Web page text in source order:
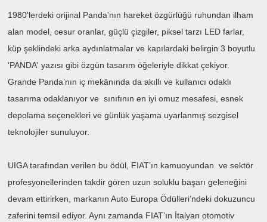
1980'lerdeki orijinal Panda'nın hareket özgürlüğü ruhundan ilham
alan model, cesur oranlar, güçlü çizgiler, piksel tarzı LED farlar,
küp şeklindeki arka aydınlatmalar ve kapılardaki belirgin 3 boyutlu
'PANDA' yazısı gibi özgün tasarım öğeleriyle dikkat çekiyor.
Grande Panda’nın iç mekânında da akıllı ve kullanıcı odaklı
tasarıma odaklanıyor ve sınıfının en iyi omuz mesafesi, esnek
depolama seçenekleri ve günlük yaşama uyarlanmış sezgisel
teknolojiler sunuluyor.
UIGA tarafından verilen bu ödül, FIAT’ın kamuoyundan ve sektör
profesyonellerinden takdir gören uzun soluklu başarı geleneğini
devam ettirirken, markanın Auto Europa Ödülleri’ndeki dokuzuncu
zaferini temsil ediyor. Aynı zamanda FIAT’ın İtalyan otomotiv